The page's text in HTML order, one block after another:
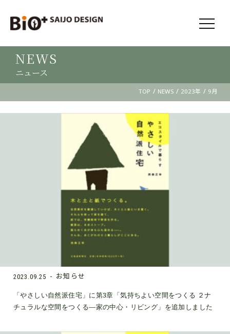
NEWS
ニュース
TOP / NEWS / 2023年 / 9月
2023.09.25 お知らせ
「やさしい自然派住宅」に第3章「気持ちよい空間をつくる ２ナ
チュラルな空間をつくる―家の中心・リビング」を追加しました